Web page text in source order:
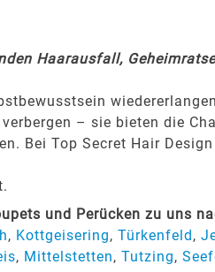
Haarausfall,
– sie bieten die
Bei Top Secret Hair
und Perücken zu uns
, Kottgeisering, Türkenfeld,
, Mittelstetten, Tutzing,